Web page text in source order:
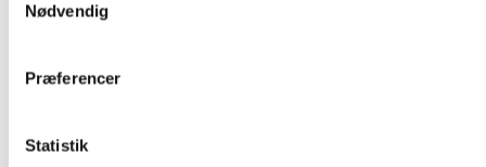
Nødvendig
Præferencer
Statistik